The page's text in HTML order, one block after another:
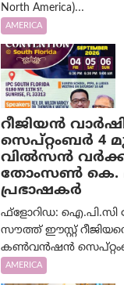
North America)...
AMERICA
റീജിയൻ
സെപ്റ്റംബർ 4
വിൽസൻ
തോംസൺ കെ.
പ്രഭാഷകർ
ഫ്ളോറിഡ: ഐ.പി.സി
സൗത്ത് ഈസ്റ്റ്
കൺവൻഷൻ
AMERICA